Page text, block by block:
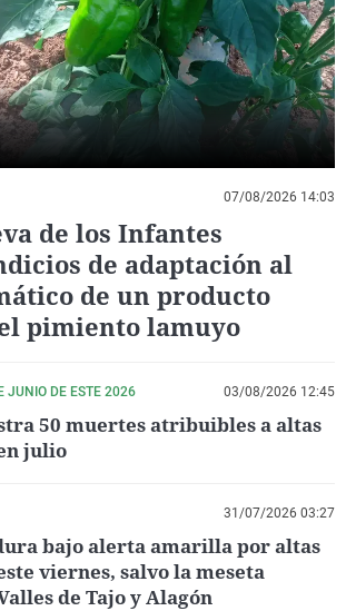
La rosa de los vientos
Gente viajera
Como el perro y el
Caso
Retornados
Equipo de
Operación Viuda
Extremadura
Galicia
La Rioja
Navarra
País Vasco
Virales
Televisión
Elecciones
07/08/2026 14:03
de los Infantes
de adaptación al
de un producto
pimiento lamuyo
JUNIO DE ESTE 2026 03/08/2026 12:45
50 muertes atribuibles a altas
julio
31/07/2026 03:27
bajo alerta amarilla por altas
viernes, salvo la meseta
de Tajo y Alagón